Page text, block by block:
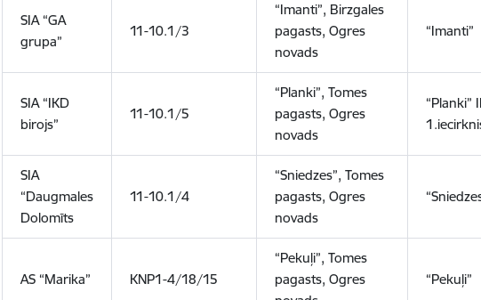
SIA “GA
grupa”
11-10.1/3
“Imanti”, Birzgales
pagasts, Ogres
novads
“Imanti”
SIA “IKD
birojs”
11-10.1/5
“Planki”, Tomes
pagasts, Ogres
novads
“Planki”
SIA
“Daugmales
Dolomīts
11-10.1/4
“Sniedzes”, Tomes
pagasts, Ogres
novads
AS “Marika” KNP1-4/18/15
“Pekuļi”, Tomes
pagasts, Ogres
“Pekuļi”